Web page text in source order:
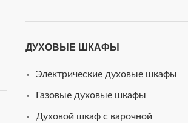
ДУХОВЫЕ ШКАФЫ
Электрические духовые шкафы
Газовые духовые шкафы
Духовой шкаф с варочной